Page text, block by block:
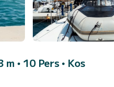
m • 10 Pers • Kos